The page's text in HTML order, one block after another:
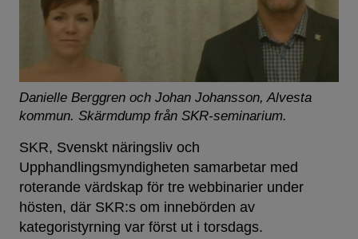
Danielle Berggren och Johan Johansson, Alvesta
kommun. Skärmdump från SKR-seminarium.
SKR, Svenskt näringsliv och
Upphandlingsmyndigheten samarbetar med
roterande värdskap för tre webbinarier under
hösten, där SKR:s om innebörden av
kategoristyrning var först ut i torsdags.